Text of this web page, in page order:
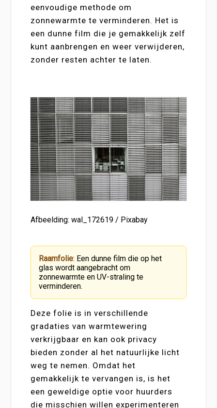
eenvoudige methode om
zonnewarmte te verminderen. Het is
een dunne film die je gemakkelijk zelf
kunt aanbrengen en weer verwijderen,
zonder resten achter te laten.
Afbeelding: wal_172619 / Pixabay
Raamfolie: Een dunne film die op het
glas wordt aangebracht om
zonnewarmte en UV-straling te
verminderen.
Deze folie is in verschillende
gradaties van warmtewering
verkrijgbaar en kan ook privacy
bieden zonder al het natuurlijke licht
weg te nemen. Omdat het
gemakkelijk te vervangen is, is het
een geweldige optie voor huurders
die misschien willen experimenteren